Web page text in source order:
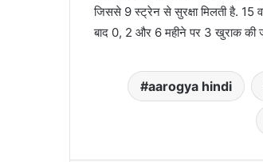
जिससे 9 स्ट्रेन से सुरक्षा मिलती है.
बाद 0, 2 और 6 महीने पर 3 खुराक की
aarogya hindi